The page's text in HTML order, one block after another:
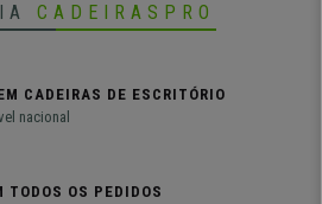
CADEIRASPRO
CADEIRAS DE ESCRITÓRIO
nacional
TODOS OS PEDIDOS